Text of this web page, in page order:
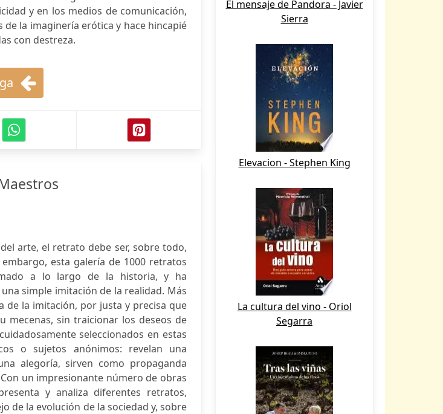
y en los medios de comunicación,
la imaginería erótica y hace hincapié
con destreza.
arte, el retrato debe ser, sobre todo,
esta galería de 1000 retratos
a lo largo de la historia, y ha
simple imitación de la realidad. Más
la imitación, por justa y precisa que
sin traicionar los deseos de
seleccionados en estas
o sujetos anónimos: revelan una
alegoría, sirven como propaganda
un impresionante número de obras
y analiza diferentes retratos,
de la evolución de la sociedad y, sobre
El mensaje de Pandora - Javier
Sierra
Elevacion - Stephen King
La cultura del vino - Oriol
Segarra